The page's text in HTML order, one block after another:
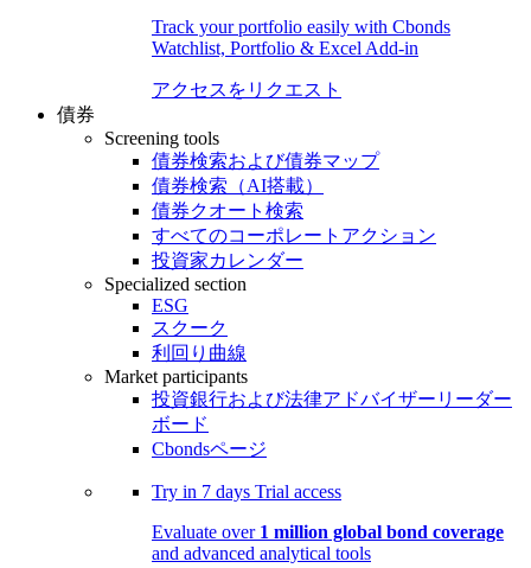
Track your portfolio easily with Cbonds
Watchlist, Portfolio & Excel Add-in
アクセスをリクエスト
債券
Screening tools
債券検索および債券マップ
債券検索（AI搭載）
債券クオート検索
すべてのコーポレートアクション
投資家カレンダー
Specialized section
ESG
スクーク
利回り曲線
Market participants
投資銀行および法律アドバイザーリーダー
ボード
Cbondsページ
Try in 7 days Trial access
Evaluate over 1 million global bond coverage
and advanced analytical tools